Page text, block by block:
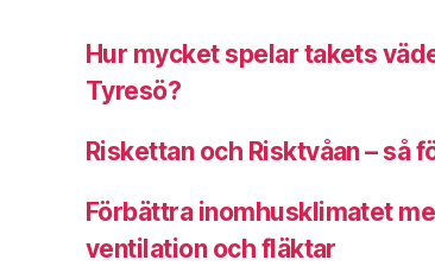
Hur mycket spelar takets
Tyresö?
Riskettan och Risktvåan – så
Förbättra inomhusklimatet
ventilation och fläktar